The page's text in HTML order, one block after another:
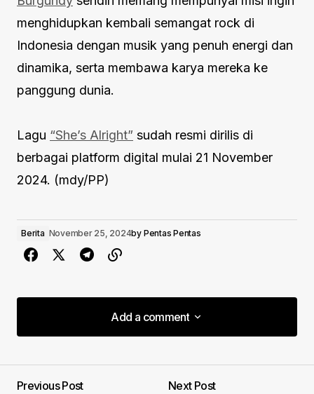
menghidupkan kembali semangat rock di
Indonesia dengan musik yang penuh energi dan
dinamika, serta membawa karya mereka ke
panggung dunia.
Lagu “She’s Alright” sudah resmi dirilis di
berbagai platform digital mulai 21 November
2024. (mdy/PP)
Berita November 25, 2024by Pentas Pentas
Add a comment
Add a comment
Previous Post
Next Post